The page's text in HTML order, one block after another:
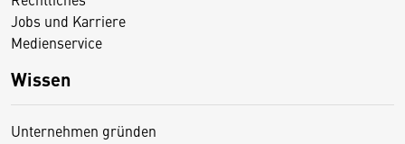
Jobs und Karriere
Medienservice
Wissen
Unternehmen gründen